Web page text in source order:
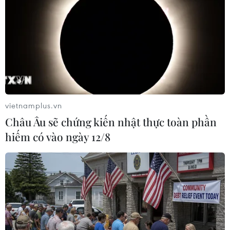
#Quận Cầu Giấy
#Mở rộng địa giới
Theo dõi VietnamPlus
TIN LIÊN QUAN
vietnamplus.vn
Châu Âu sẽ chứng kiến nhật thực toàn phần
hiếm có vào ngày 12/8